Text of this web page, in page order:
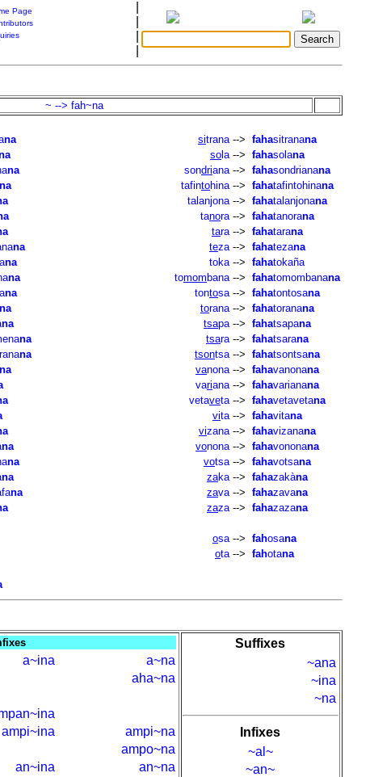
Page
~ --> fah~na
na sitrana--> fahasitranana
sola--> fahasolana
na sondriana--> fahasondrianana
tafintohina--> fahatafintohinana
talanjona--> fahatalanjonana
tanora--> fahatanorana
tara--> fahatarana
na teza--> fahatezana
na toka--> fahatokaña
na tomom bana--> fahatomombanana
na tontosa--> fahatontosana
torana--> fahatoranana
na tsapa--> fahatsapana
na tsara--> fahatsarana
na tsontsa--> fahatsontsana
vanona--> fahavanonana
variana--> fahavarianana
vetaveta--> fahavetavetana
vita--> fahavitana
vizana--> fahavizanana
na vonona--> fahavononana
na votsa--> fahavotsana
na zaka--> fahazakàna
na zava--> fahazavana
zaza--> fahazazana
osa--> fahosana
ota--> fahotana
a~ina
a~na
aha~na
ampi~ina
ampi~na
ampo~na
an~ina
an~na
Suffixes
~ana
~ina
~na
Infixes
~al~
~an~